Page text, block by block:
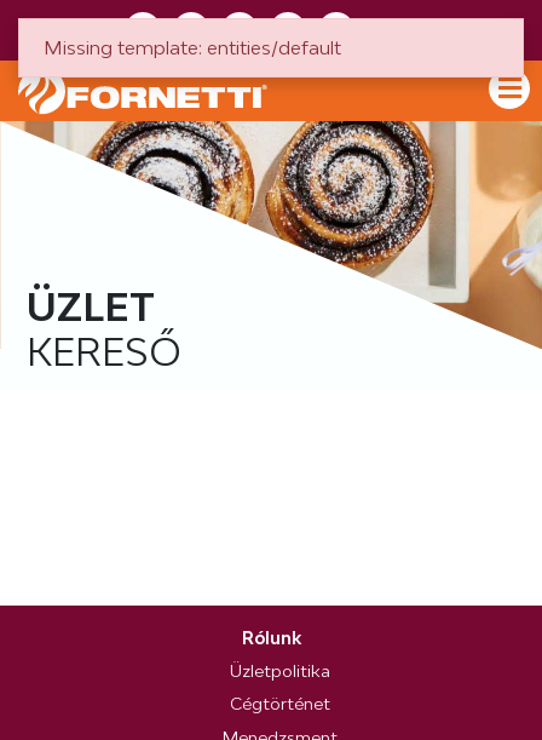
ÜZLET
KERESŐ
Rólunk
Üzletpolitika
Cégtörténet
Missing template: entities/default